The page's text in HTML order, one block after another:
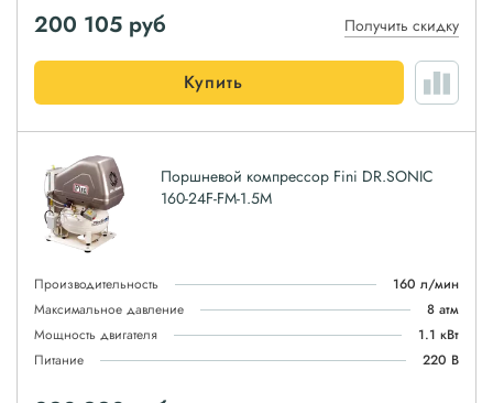
200 105 руб Получить скидку
Купить
Поршневой компрессор Fini DR.SONIC
160-24F-FM-1.5M
Производительность
160 л/мин
Максимальное давление
8 атм
Мощность двигателя
1.1 кВт
Питание
220 В